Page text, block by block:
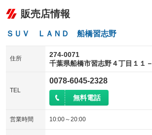
販売店情報
ＳＵＶ ＬＡＮＤ 船橋習志野
住所
274-0071
千葉県船橋市習志野４丁目１１
TEL
0078-6045-2328
無料電話
営業時間 10:00～20:00